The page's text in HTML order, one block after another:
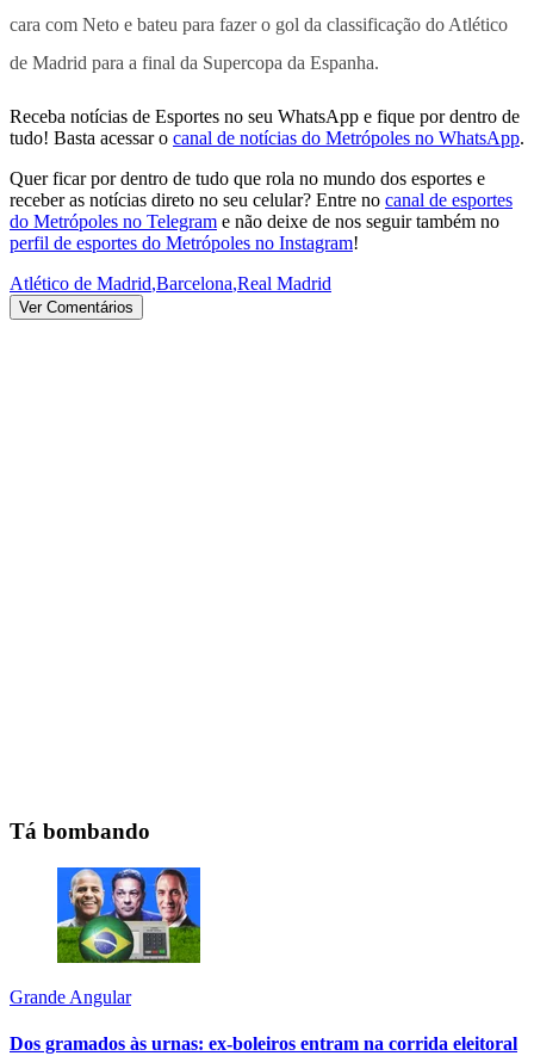
cara com Neto e bateu para fazer o gol da classificação do Atlético
de Madrid para a final da Supercopa da Espanha.
Receba notícias de Esportes no seu WhatsApp e fique por dentro de
tudo! Basta acessar o canal de notícias do Metrópoles no WhatsApp.
Quer ficar por dentro de tudo que rola no mundo dos esportes e
receber as notícias direto no seu celular? Entre no canal de esportes
do Metrópoles no Telegram e não deixe de nos seguir também no
perfil de esportes do Metrópoles no Instagram!
Atlético de Madrid,Barcelona,Real Madrid
Ver Comentários
Tá bombando
Grande Angular
Dos gramados às urnas: ex-boleiros entram na corrida eleitoral